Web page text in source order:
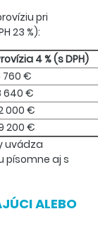
pri
23 %):
4 % (s DPH)
760 €
640 €
000 €
200 €
uvádza
písomne aj s
ALEBO